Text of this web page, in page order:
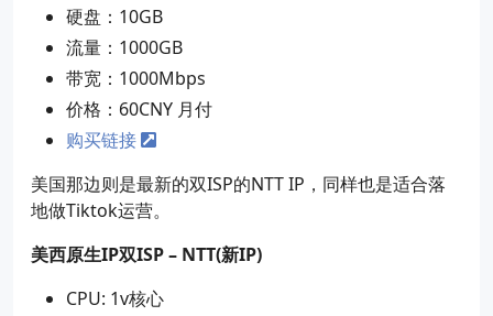
硬盘：10GB
流量：1000GB
带宽：1000Mbps
价格：60CNY 月付
购买链接
美国那边则是最新的双ISP的NTT IP，同样也是适合落
地做Tiktok运营。
美西原生IP双ISP – NTT(新IP)
CPU: 1v核心